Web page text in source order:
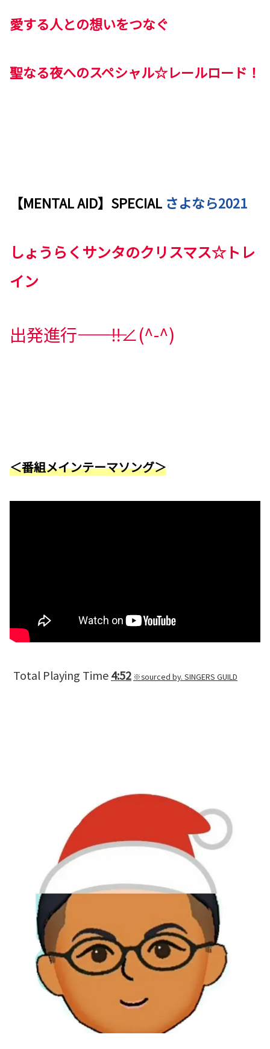
愛する人との想いをつなぐ
聖なる夜へのスペシャル☆レールロード！
【MENTAL AID】SPECIAL さよなら2021
しょうらくサンタのクリスマス☆トレ
イン
出発進行――――――――‼∠(^-^)
＜番組メインテーマソング＞
Total Playing Time4:52 ※sourced by. SINGERS GUILD